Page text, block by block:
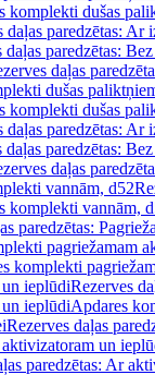
komplekti dušas
daļas paredzētas: Ar
daļas paredzētas:
daļas
dušas
komplekti dušas
daļas paredzētas: Ar
daļas paredzētas:
daļas
vannām, d52
komplekti vannām,
paredzētas:
pagriežamam
komplekti
ieplūdiRezerves
ieplūdiApdares
Rezerves daļas
un
paredzētas: Ar